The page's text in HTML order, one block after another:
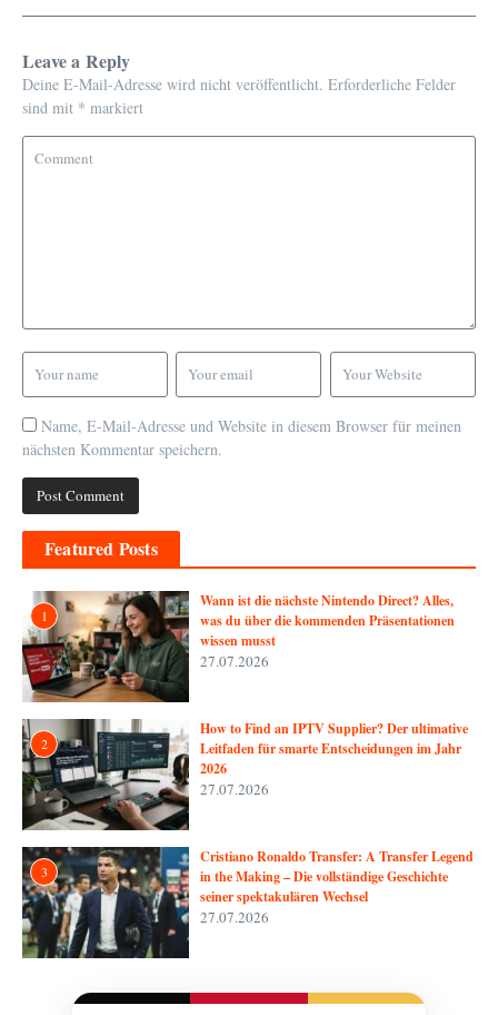
Leave a Reply
Deine E-Mail-Adresse wird nicht veröffentlicht. Erforderliche Felder
sind mit * markiert
Name, E-Mail-Adresse und Website in diesem Browser für meinen
nächsten Kommentar speichern.
Featured Posts
1
Wann ist die nächste Nintendo Direct? Alles,
was du über die kommenden Präsentationen
wissen musst
27.07.2026
2
How to Find an IPTV Supplier? Der ultimative
Leitfaden für smarte Entscheidungen im Jahr
2026
27.07.2026
3
Cristiano Ronaldo Transfer: A Transfer Legend
in the Making – Die vollständige Geschichte
seiner spektakulären Wechsel
27.07.2026